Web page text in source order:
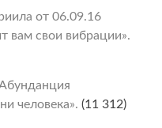
от 06.09.16
вам свои вибрации».
человека». (11 312)